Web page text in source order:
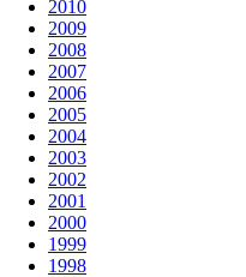
2010
2009
2008
2007
2006
2005
2004
2003
2002
2001
2000
1999
1998